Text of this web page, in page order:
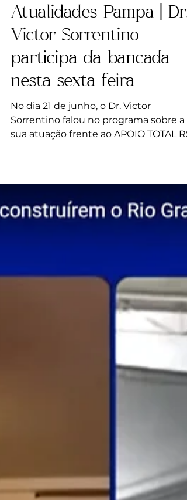
21 de jun. de 2024
1 min de leitura
Atualidades Pampa | Dr.
Victor Sorrentino
participa da bancada
nesta sexta-feira
No dia 21 de junho, o Dr. Victor
Sorrentino falou no programa sobre a